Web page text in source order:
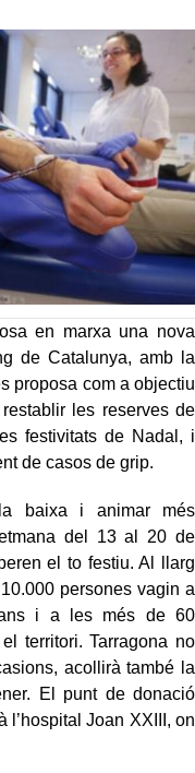
en marxa una nova
de Catalunya, amb la
proposa com a objectiu
les reserves de
festivitats de Nadal, i
de casos de grip.
baixa i animar més
del 13 al 20 de
el to festiu. Al llarg
persones vagin a
i a les més de 60
territori. Tarragona no
acollirà també la
El punt de donació
l’hospital Joan XXIII, on